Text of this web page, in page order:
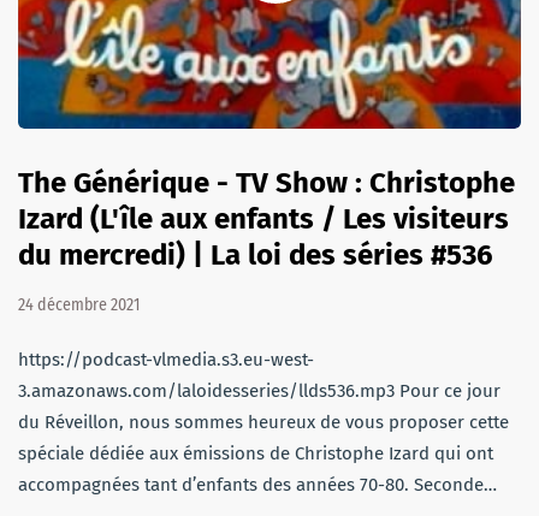
The Générique - TV Show : Christophe
Izard (L'île aux enfants / Les visiteurs
du mercredi) | La loi des séries #536
24 décembre 2021
https://podcast-vlmedia.s3.eu-west-
3.amazonaws.com/laloidesseries/llds536.mp3 Pour ce jour
du Réveillon, nous sommes heureux de vous proposer cette
spéciale dédiée aux émissions de Christophe Izard qui ont
accompagnées tant d’enfants des années 70-80. Seconde…